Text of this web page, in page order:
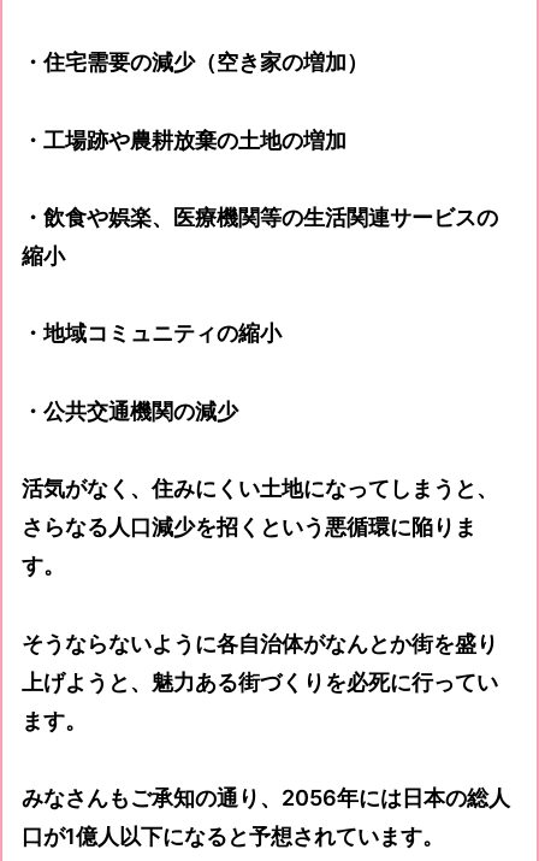
・住宅需要の減少（空き家の増加）
・工場跡や農耕放棄の土地の増加
・飲食や娯楽、医療機関等の生活関連サービスの
縮小
・地域コミュニティの縮小
・公共交通機関の減少
活気がなく、住みにくい土地になってしまうと、
さらなる人口減少を招くという悪循環に陥りま
す。
そうならないように各自治体がなんとか街を盛り
上げようと、魅力ある街づくりを必死に行ってい
ます。
みなさんもご承知の通り、2056年には日本の総人
口が1億人以下になると予想されています。